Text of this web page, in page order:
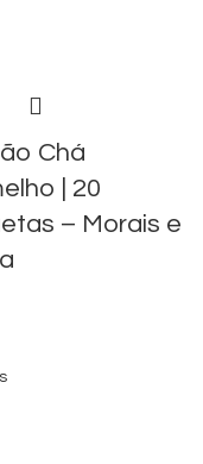
Chá
| 20
– Morais e